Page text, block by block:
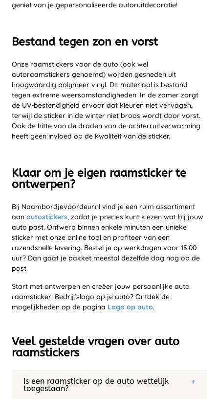
geniet van je gepersonaliseerde autoruitdecoratie!
Bestand tegen zon en vorst
Onze raamstickers voor de auto (ook wel
autoraamstickers genoemd) worden gesneden uit
hoogwaardig polymeer vinyl. Dit materiaal is bestand
tegen extreme weersomstandigheden. In de zomer zorgt
de UV-bestendigheid ervoor dat kleuren niet vervagen,
terwijl de sticker in de winter niet broos wordt door vorst.
Ook de hitte van de draden van de achterruitverwarming
heeft geen invloed op de kwaliteit van de sticker.
Klaar om je eigen raamsticker te
ontwerpen?
Bij Naambordjevoordeur.nl vind je een ruim assortiment
aan autostickers, zodat je precies kunt kiezen wat bij jouw
auto past. Ontwerp binnen enkele minuten een unieke
sticker met onze online tool en profiteer van een
razendsnelle levering. Bestel je op werkdagen voor 15:00
uur? Dan gaat je pakket meestal dezelfde dag nog op de
post.
Start met ontwerpen en creëer jouw persoonlijke auto
raamsticker! Bedrijfslogo op je auto? Ontdek de
mogelijkheden op de pagina Logo op auto.
Veel gestelde vragen over auto
raamstickers
Is een raamsticker op de auto wettelijk
toegestaan?